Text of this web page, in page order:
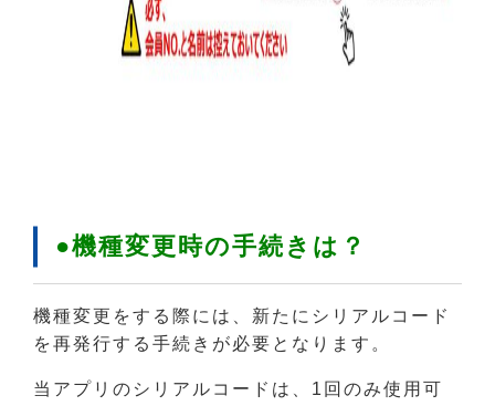
●機種変更時の手続きは？
機種変更をする際には、新たにシリアルコード
を再発行する手続きが必要となります。
当アプリのシリアルコードは、1回のみ使用可